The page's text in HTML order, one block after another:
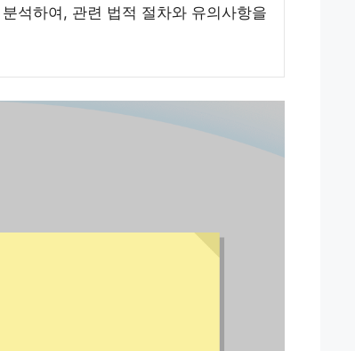
석하여, 관련 법적 절차와 유의사항을